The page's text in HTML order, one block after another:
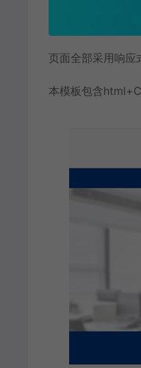
页面全部采用响应
本模板包含